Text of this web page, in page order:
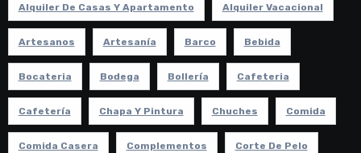
Alquiler De Casas Y Apartamento Alquiler Vacacional
Artesanos Artesanía Barco Bebida
Bocateria Bodega Bollería Cafeteria
Cafetería Chapa Y Pintura Chuches Comida
Comida Casera Complementos Corte De Pelo